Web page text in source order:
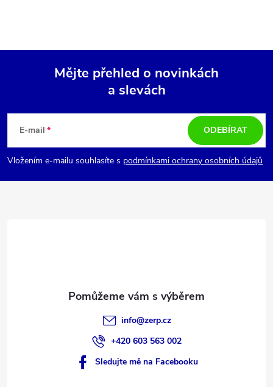
p
a
Mějte přehled o novinkách
a slevách
E-mail
Vložením e-mailu souhlasíte s podmínkami ochrany osobních údajů
ODEBÍRAT
info@zerp.cz
+420 603 563 002
Sledujte mě na Facebooku